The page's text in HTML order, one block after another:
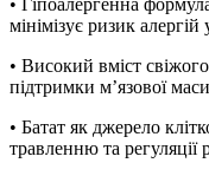
мінімізує ризик
• Високий вміст
підтримки м’язової
• Батат як джерело
травленню та